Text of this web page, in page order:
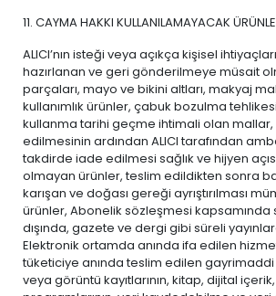
11. CAYMA HAKKI KULLANILAMAYACAK
ALICI’nın isteği veya açıkça kişisel
hazırlanan ve geri gönderilmeye müsait
parçaları, mayo ve bikini altları, makyaj
kullanımlık ürünler, çabuk bozulma
kullanma tarihi geçme ihtimali olan mallar,
edilmesinin ardından ALICI tarafından
takdirde iade edilmesi sağlık ve hijyen
olmayan ürünler, teslim edildikten sonra
karışan ve doğası gereği ayrıştırılması
ürünler, Abonelik sözleşmesi
dışında, gazete ve dergi gibi süreli
Elektronik ortamda anında ifa edilen
tüketiciye anında teslim edilen
veya görüntü kayıtlarının, kitap, dijital içerik,